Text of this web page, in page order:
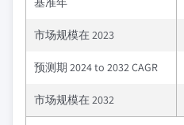
市场规模在 2023
预测期 2024 to 2032 CAGR
市场规模在 2032